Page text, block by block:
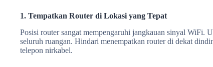
1. Tempatkan Router di Lokasi yang Tepat
Posisi router sangat mempengaruhi jangkauan sinyal WiFi.
seluruh ruangan. Hindari menempatkan router di dekat
telepon nirkabel.